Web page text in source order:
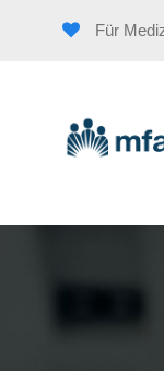
Für